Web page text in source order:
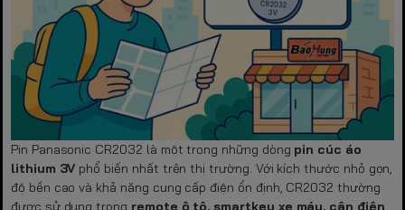
Pin Panasonic CR2032 là một trong những dòng pin cúc áo
lithium 3V phổ biến nhất trên thị trường. Với kích thước nhỏ gọn,
độ bền cao và khả năng cung cấp điện ổn định, CR2032 thường
được sử dụng trong remote ô tô, smartkey xe máy, cân điện